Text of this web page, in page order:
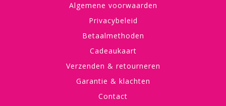
Algemene voorwaarden
Privacybeleid
Betaalmethoden
Cadeaukaart
Verzenden & retourneren
Garantie & klachten
Contact